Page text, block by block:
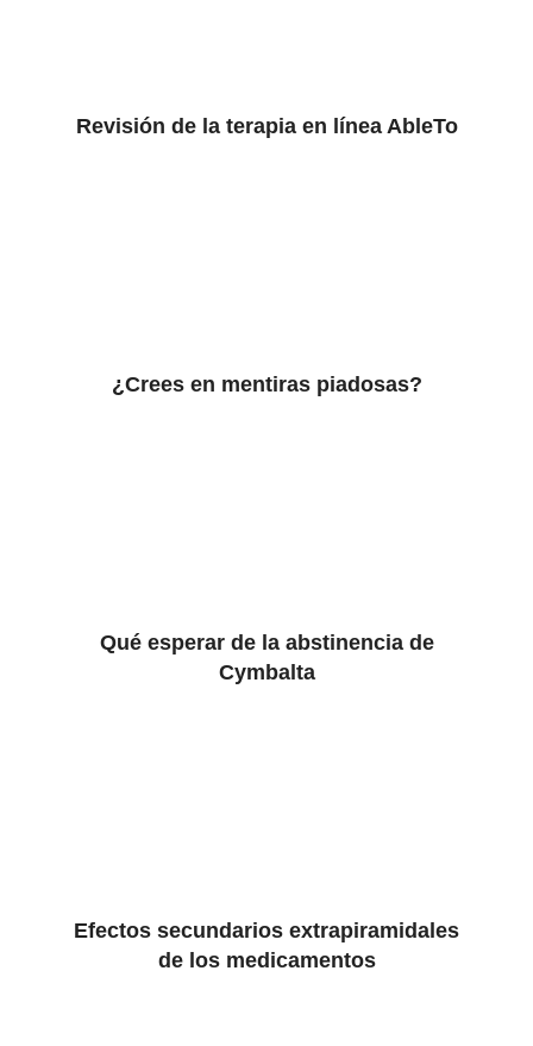
Revisión de la terapia en línea AbleTo
¿Crees en mentiras piadosas?
Qué esperar de la abstinencia de
Cymbalta
Efectos secundarios extrapiramidales
de los medicamentos